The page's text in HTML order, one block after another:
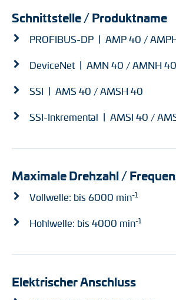
Schnittstelle / Produktname
PROFIBUS-DP | AMP 40 /
DeviceNet | AMN 40 / AMNH 40
SSI | AMS 40 / AMSH 40
SSI-Inkremental | AMSI 40 /
Maximale Drehzahl /
Vollwelle: bis 6000 min-1
Hohlwelle: bis 4000 min-1
Elektrischer Anschluss